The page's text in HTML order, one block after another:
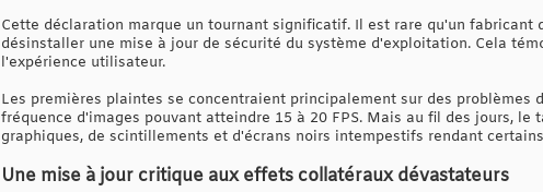
Cette déclaration marque un tournant significatif. Il est rare qu'un
désinstaller une mise à jour de sécurité du système d'exploitation. Cela
l'expérience utilisateur.
Les premières plaintes se concentraient principalement sur des problèmes
fréquence d'images pouvant atteindre 15 à 20 FPS. Mais au fil des jours,
graphiques, de scintillements et d'écrans noirs intempestifs rendant
Une mise à jour critique aux effets collatéraux dévastateurs